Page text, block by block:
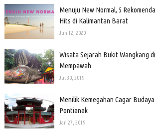
Menuju New Normal, 5
Hits di Kalimantan Barat
Jun 12, 2020
Wisata Sejarah Bukit Wangkang
Mempawah
Jul 30, 2019
Menilik Kemegahan Cagar
Pontianak
Jan 27, 2019